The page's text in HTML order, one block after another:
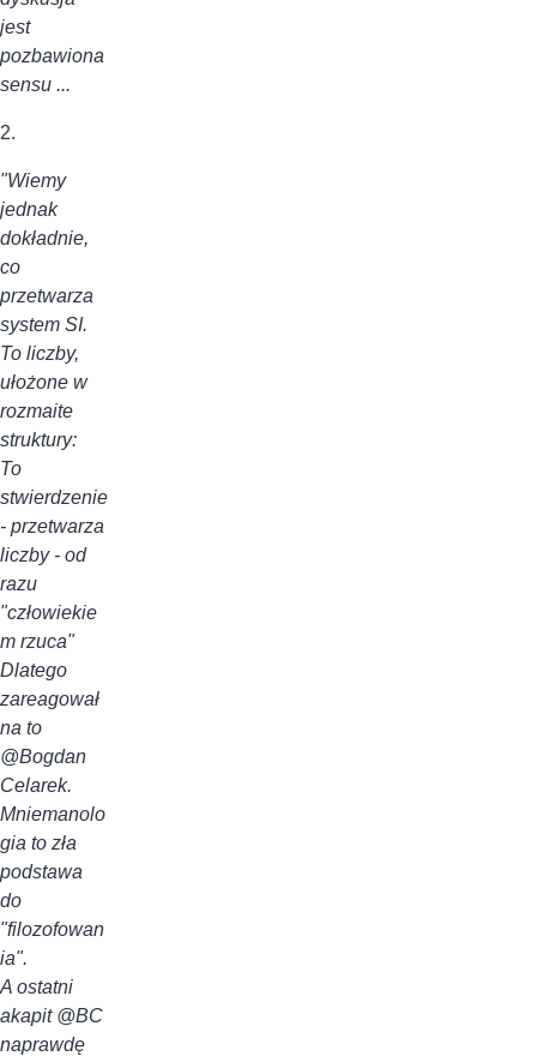
jest
pozbawiona
sensu ...
2.
"Wiemy
jednak
dokładnie,
co
przetwarza
system SI.
To liczby,
ułożone w
rozmaite
struktury:
To
stwierdzenie
- przetwarza
liczby - od
razu
"człowiekie
m rzuca"
Dlatego
zareagował
na to
@Bogdan
Celarek.
Mniemanolo
gia to zła
podstawa
do
"filozofowan
ia".
A ostatni
akapit @BC
naprawdę